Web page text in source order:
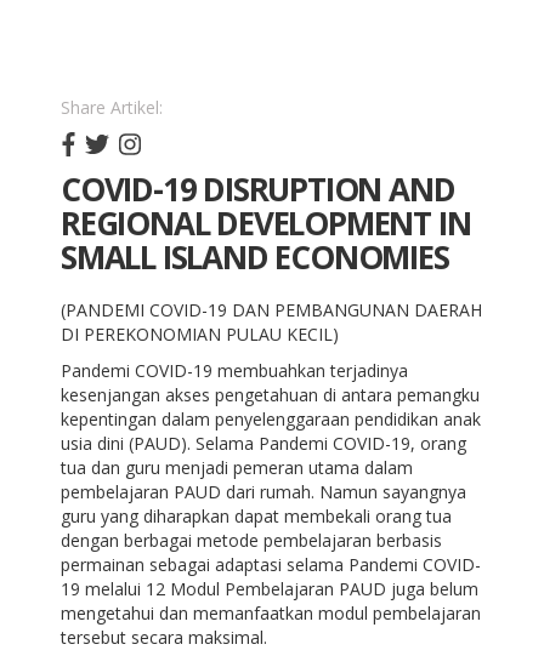
Share Artikel:
COVID-19 DISRUPTION AND
REGIONAL DEVELOPMENT IN
SMALL ISLAND ECONOMIES
(PANDEMI COVID-19 DAN PEMBANGUNAN DAERAH
DI PEREKONOMIAN PULAU KECIL)
Pandemi COVID-19 membuahkan terjadinya
kesenjangan akses pengetahuan di antara pemangku
kepentingan dalam penyelenggaraan pendidikan anak
usia dini (PAUD). Selama Pandemi COVID-19, orang
tua dan guru menjadi pemeran utama dalam
pembelajaran PAUD dari rumah. Namun sayangnya
guru yang diharapkan dapat membekali orang tua
dengan berbagai metode pembelajaran berbasis
permainan sebagai adaptasi selama Pandemi COVID-
19 melalui 12 Modul Pembelajaran PAUD juga belum
mengetahui dan memanfaatkan modul pembelajaran
tersebut secara maksimal.